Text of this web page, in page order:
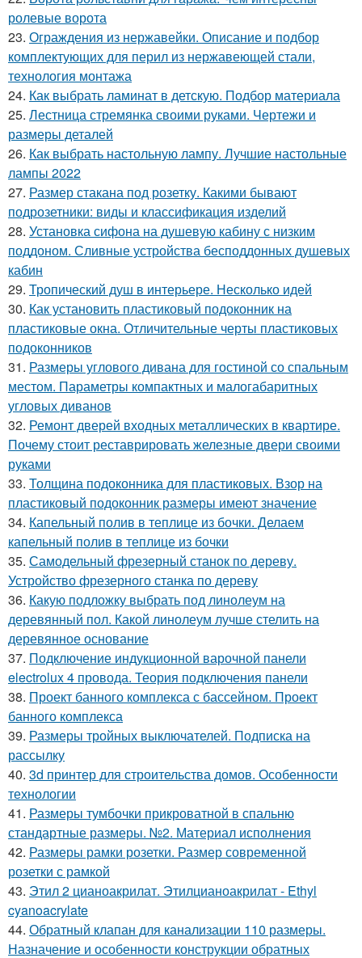
ролевые ворота
23. Ограждения из нержавейки. Описание и подбор
комплектующих для перил из нержавеющей стали,
технология монтажа
24. Как выбрать ламинат в детскую. Подбор материала
25. Лестница стремянка своими руками. Чертежи и
размеры деталей
26. Как выбрать настольную лампу. Лучшие настольные
лампы 2022
27. Размер стакана под розетку. Какими бывают
подрозетники: виды и классификация изделий
28. Установка сифона на душевую кабину с низким
поддоном. Сливные устройства бесподдонных душевых
кабин
29. Тропический душ в интерьере. Несколько идей
30. Как установить пластиковый подоконник на
пластиковые окна. Отличительные черты пластиковых
подоконников
31. Размеры углового дивана для гостиной со спальным
местом. Параметры компактных и малогабаритных
угловых диванов
32. Ремонт дверей входных металлических в квартире.
Почему стоит реставрировать железные двери своими
руками
33. Толщина подоконника для пластиковых. Взор на
пластиковый подоконник размеры имеют значение
34. Капельный полив в теплице из бочки. Делаем
капельный полив в теплице из бочки
35. Самодельный фрезерный станок по дереву.
Устройство фрезерного станка по дереву
36. Какую подложку выбрать под линолеум на
деревянный пол. Какой линолеум лучше стелить на
деревянное основание
37. Подключение индукционной варочной панели
electrolux 4 провода. Теория подключения панели
38. Проект банного комплекса с бассейном. Проект
банного комплекса
39. Размеры тройных выключателей. Подписка на
рассылку
40. 3d принтер для строительства домов. Особенности
технологии
41. Размеры тумбочки прикроватной в спальню
стандартные размеры. №2. Материал исполнения
42. Размеры рамки розетки. Размер современной
розетки с рамкой
43. Этил 2 цианоакрилат. Этилцианоакрилат - Ethyl
cyanoacrylate
44. Обратный клапан для канализации 110 размеры.
Назначение и особенности конструкции обратных